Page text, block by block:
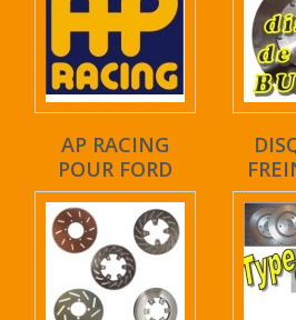
AP RACING
POUR FORD